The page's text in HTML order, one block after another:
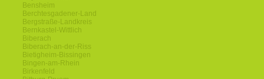
Bensheim
Berchtesgadener-Land
Bergstraße-Landkreis
Bernkastel-Wittlich
Biberach
Biberach-an-der-Riss
Bietigheim-Bissingen
Bingen-am-Rhein
Birkenfeld